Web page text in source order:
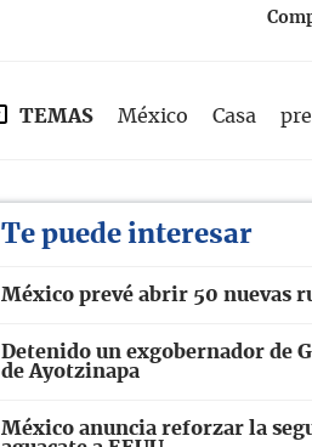
TEMAS México Casa
Te puede interesar
México prevé abrir 50 nuevas
Detenido un exgobernador de
de Ayotzinapa
México anuncia reforzar la